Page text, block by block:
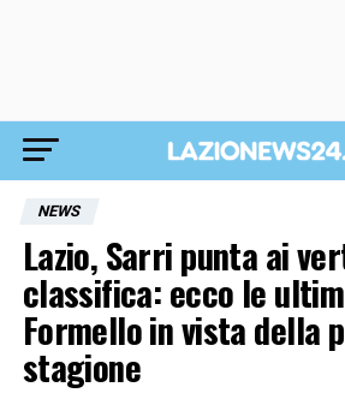
NEWS
Lazio, Sarri punta ai
classifica: ecco le
Formello in vista della
stagione